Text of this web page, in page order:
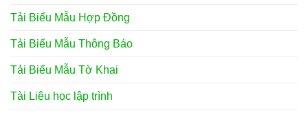
Tải Biểu Mẫu Hợp Đồng
Tải Biểu Mẫu Thông Báo
Tải Biểu Mẫu Tờ Khai
Tài Liệu học lập trình